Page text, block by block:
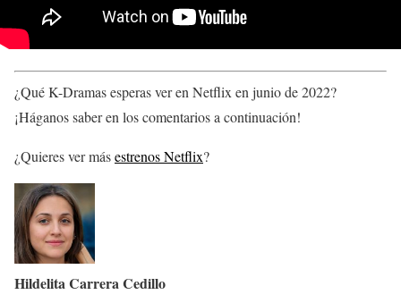
¿Qué K-Dramas esperas ver en Netflix en junio de 2022?
¡Háganos saber en los comentarios a continuación!
¿Quieres ver másestrenos Netflix?
Hildelita Carrera Cedillo